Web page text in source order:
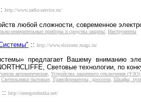
http://www.radio-service.ru/
любой сложности, современное
измерительные приборы и средства защиты Инструменты
:: http://www.elsistem.mags.ru/
предлагает Вашему вниманию
Световые технологии, по
автоматические,Устройства защитного отключения
Светильники бытовые Трансформаторы, дроссели Шкафы,
:: http://energotehnika.net/